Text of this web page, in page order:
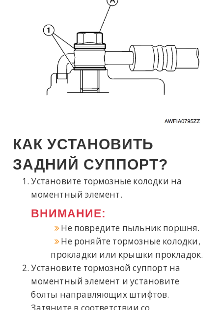
КАК УСТАНОВИТЬ
ЗАДНИЙ СУППОРТ?
Установите тормозные колодки на
моментный элемент.
ВНИМАНИЕ:
Не повредите пыльник поршня.
Не роняйте тормозные колодки,
прокладки или крышки прокладок.
Установите тормозной суппорт на
моментный элемент и установите
болты направляющих штифтов.
Затяните в соответствии со